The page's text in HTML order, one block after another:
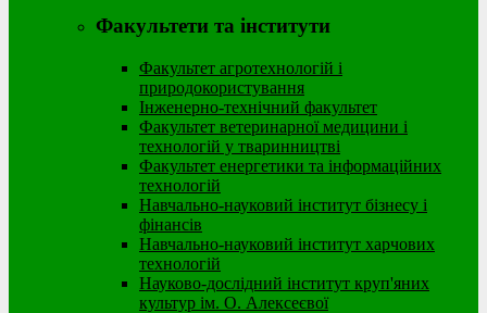
Факультети та інститути
Факультет агротехнологій і
природокористування
Інженерно-технічний факультет
Факультет ветеринарної медицини і
технологій у тваринництві
Факультет енергетики та інформаційних
технологій
Навчально-науковий інститут бізнесу і
фінансів
Навчально-науковий інститут харчових
технологій
Науково-дослідний інститут круп'яних
культур ім. О. Алексеєвої